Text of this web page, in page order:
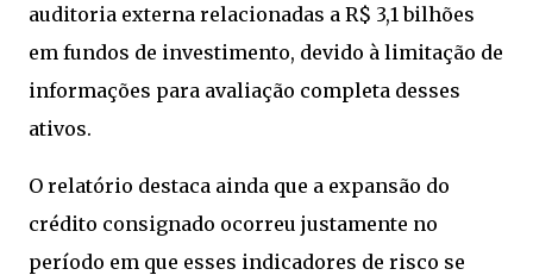
auditoria externa relacionadas a R$ 3,1 bilhões
em fundos de investimento, devido à limitação de
informações para avaliação completa desses
ativos.
O relatório destaca ainda que a expansão do
crédito consignado ocorreu justamente no
período em que esses indicadores de risco se